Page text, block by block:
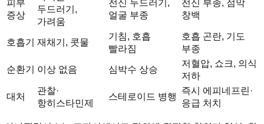
피부
증상
두드러기,
가려움
전신 두드러기,
얼굴 부종
전신 부종, 점막
창백
호흡기 재채기, 콧물
기침, 호흡
빨라짐
호흡 곤란, 기도
부종
순환기 이상 없음 심박수 상승
저혈압, 쇼크, 의식
저하
대처
관찰·
항히스타민제
스테로이드 병행
즉시 에피네프린·
응급 처치